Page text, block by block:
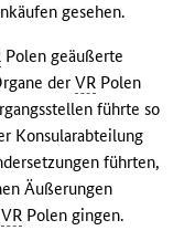
gesehen.
Polen geäußerte
derVR Polen
führte so
Konsularabteilung
führten,
Äußerungen
VR Polen gingen.